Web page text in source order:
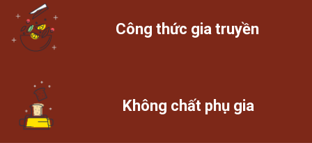
Công thức gia truyền
Không chất phụ gia